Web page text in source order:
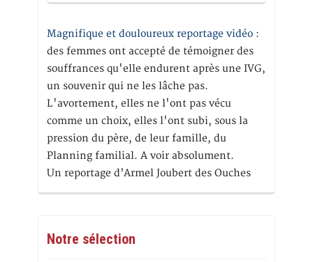
Magnifique et douloureux reportage vidéo :
des femmes ont accepté de témoigner des
souffrances qu'elle endurent après une IVG,
un souvenir qui ne les lâche pas.
L'avortement, elles ne l'ont pas vécu
comme un choix, elles l'ont subi, sous la
pression du père, de leur famille, du
Planning familial. A voir absolument.
Un reportage d’Armel Joubert des Ouches
Notre sélection